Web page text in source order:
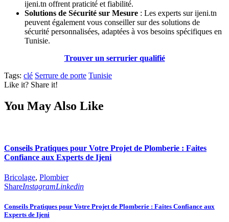
ijeni.tn offrent praticité et fiabilité.
Solutions de Sécurité sur Mesure : Les experts sur ijeni.tn
peuvent également vous conseiller sur des solutions de
sécurité personnalisées, adaptées à vos besoins spécifiques en
Tunisie.
Trouver un serrurier qualifié
Tags: clé Serrure de porte Tunisie
Like it? Share it!
You May Also Like
Conseils Pratiques pour Votre Projet de Plomberie : Faites
Confiance aux Experts de Ijeni
Bricolage, Plombier
ShareInstagramLinkedin
Conseils Pratiques pour Votre Projet de Plomberie : Faites Confiance aux
Experts de Ijeni